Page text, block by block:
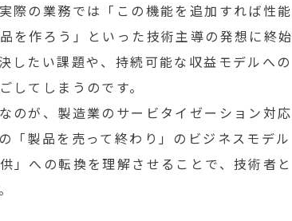
際の業務では「この機能を追加すれば性能
を作ろう」といった技術主導の発想に終始
したい課題や、持続可能な収益モデルへの
てしまうのです。
のが、製造業のサービタイゼーション対応
「製品を売って終わり」のビジネスモデル
」への転換を理解させることで、技術者と